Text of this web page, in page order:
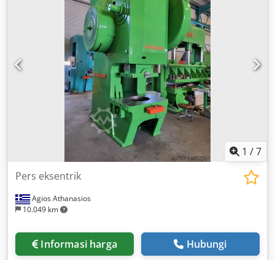
1 /7
Agios Athanasios
10.049 km
Pers eksentrik
Informasi harga Hubungi